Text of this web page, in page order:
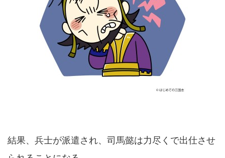
結果、兵士が派遣され、司馬懿は力尽くで出仕させ